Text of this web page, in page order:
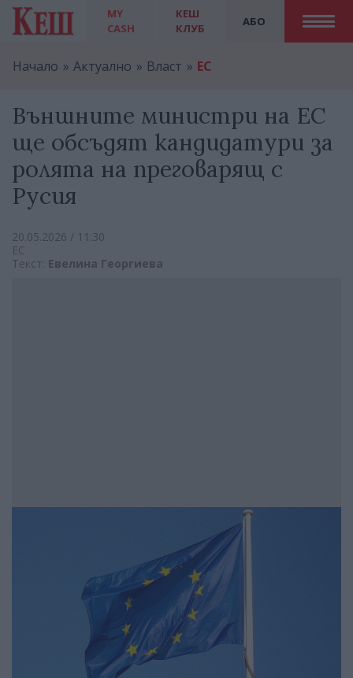
MY
CASH
АБО
КЕШ
КЛУБ
Начало Актуално Власт ЕС
Външните министри на ЕС
ще обсъдят кандидатури за
ролята на преговарящ с
Русия
20.05.2026 / 11:30
ЕС
Текст: Евелина Георгиева